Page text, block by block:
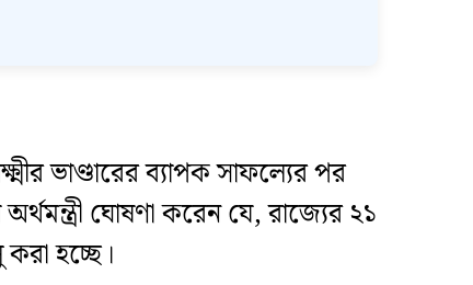
ভাণ্ডারের ব্যাপক সাফল্যের পর
ঘোষণা করেন যে, রাজ্যের ২১
হচ্ছে।